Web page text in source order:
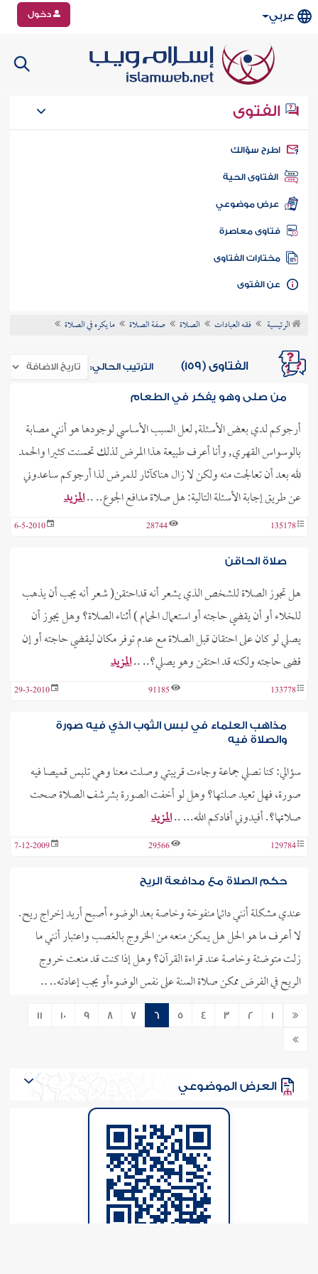
عربي دخول
الفتوى
سؤالك
الفتاوى الحية
عرض موضوعي
فتاوى معاصرة
مختارات الفتاوى
الفتوى
الرئيسية فقه العبادات الصلاة صفة الصلاة ما يكره في الصلاة
الفتاوى (159) الترتيب الحالي:
من صلى وهو يفكر في الطعام
أرجوكم لدي بعض الأسئلة, لعل السبب الأساسي لوجودها هو أنني مصابة
بالوسواس القهري, وأنا أعرف طبيعة هذا المرض لذلك تحسنت كثيرا والحمد
لله بعد أن تعالجت منه ولكن لا زال هناكآثار للمرض لذا أرجوكم ساعدوني
عن طريق إجابة الأسئلة التالية: هل صلاة مدافع الجوع.. ..المزيد
135178
28744
6-5-2010
صلاة الحاقن
هل تجوز الصلاة للشخص الذي يشعر أنه قداحتقن( شعر أنه يجب أن يذهب
للخلاء أو أن يقضي حاجته أو استعمال الحمام ) أثناء الصلاة؟ وهل يجوز أن
يصلي لو كان على احتقان قبل الصلاة مع عدم توفر مكان ليقضي حاجته أو إن
قضى حاجته ولكنه قد احتقن وهو يصلي؟.. ..المزيد
133778
91185
29-3-2010
مذاهب العلماء في لبس الثوب الذي فيه صورة
والصلاة فيه
سؤالي: كنا نصلي جماعة وجاءت قريبتي وصلت معنا وهي تلبس قميصا فيه
صورة، فهل تعيد صلتها؟ وهل لو أخفت الصورة بشرشف الصلاة صحت
صلاتها؟. أفيدوني أفادكم الله... ..المزيد
129784
29566
7-12-2009
حكم الصلاة مع مدافعة الريح
عندي مشكلة أنني دائما منفوخة وخاصة بعد الوضوء أصبح أريد إخراج ريح.
لا أعرف ما هو الحل هل يمكن منعه من الخروج بالغصب واعتبار أنني ما
زلت متوضئة وخاصة عند قراءة القرآن؟ وهل إذا كنت قد منعت خروج
الريح في الفرض ممكن صلاة السنة على نفس الوضوءأو يجب إعادته.. ..
127693
العاتقين
هل الصلاة بفنلا محملوة باطلة أوصحيحة أو مكروهة؟... ..
14542
تكره الصلاة بوجود صور لبشر
ماتأثير وجود صور لبشر معلقة على الجدران على تأدية الصلاة أو قراءة
1
2
3
4
5
6
7
8
9
10
11
العرض الموضوعي